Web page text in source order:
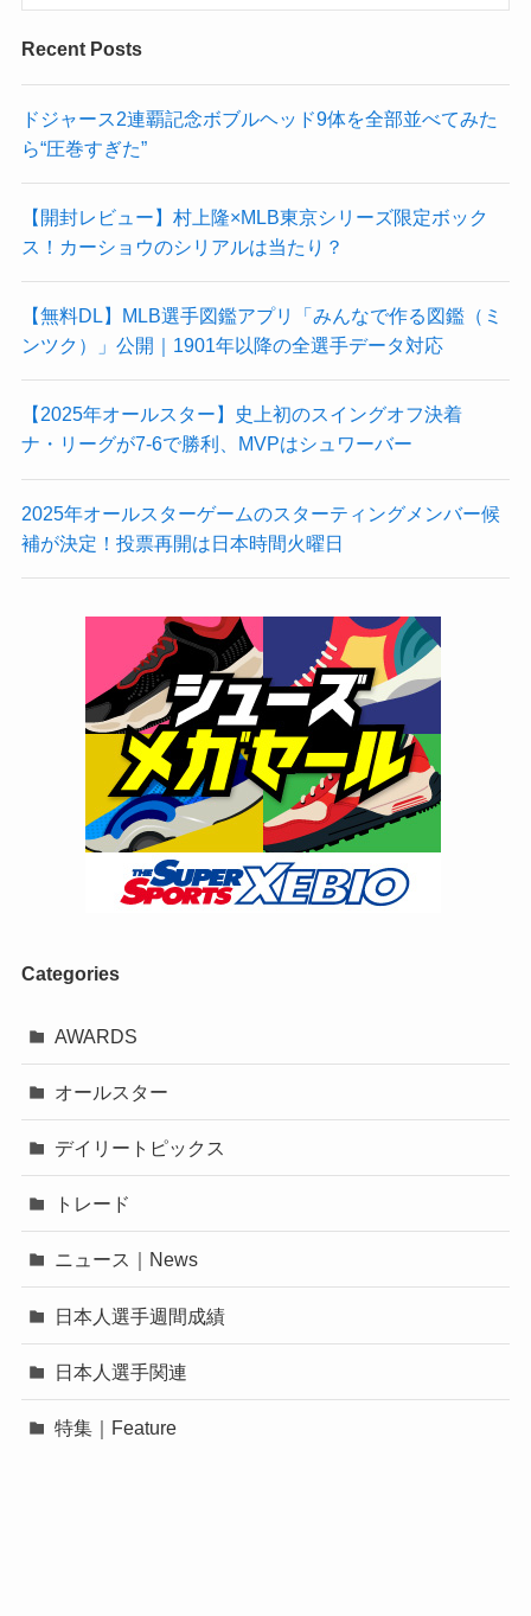
Recent Posts
ドジャース2連覇記念ボブルヘッド9体を全部並べてみた
ら“圧巻すぎた”
【開封レビュー】村上隆×MLB東京シリーズ限定ボック
ス！カーショウのシリアルは当たり？
【無料DL】MLB選手図鑑アプリ「みんなで作る図鑑（ミ
ンツク）」公開｜1901年以降の全選手データ対応
【2025年オールスター】史上初のスイングオフ決着
ナ・リーグが7-6で勝利、MVPはシュワーバー
2025年オールスターゲームのスターティングメンバー候
補が決定！投票再開は日本時間火曜日
Categories
AWARDS
オールスター
デイリートピックス
トレード
ニュース｜News
日本人選手週間成績
日本人選手関連
特集｜Feature